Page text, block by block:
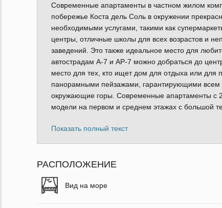
Современные апартаменты в частном жилом
побережье Коста дель Соль в окружении
необходимыми услугами, такими как
центры, отличные школы для всех возрастов и
заведений. Это также идеальное место для
автострадам A-7 и AP-7 можно добраться до
место для тех, кто ищет дом для отдыха или для
панорамными пейзажами, гарантирующими всем
окружающие горы. Современные апартаменты с
модели на первом и среднем этажах с большой
Показать полный текст
РАСПОЛОЖЕНИЕ
Вид на море